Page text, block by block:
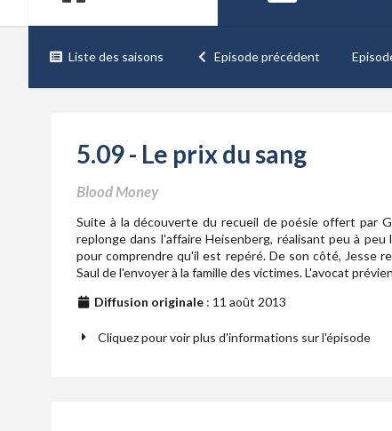
Liste des saisons Episode précédent
5.09 - Le prix du sang
Blood Money
Suite à la découverte du recueil de poésie offert par
replonge dans l'affaire Heisenberg, réalisant peu à
pour comprendre qu'il est repéré. De son côté, Jesse
Saul de l'envoyer à la famille des victimes. L'avocat
Diffusion originale : 11 août 2013
Cliquez pour voir plus d'informations sur l'épisode